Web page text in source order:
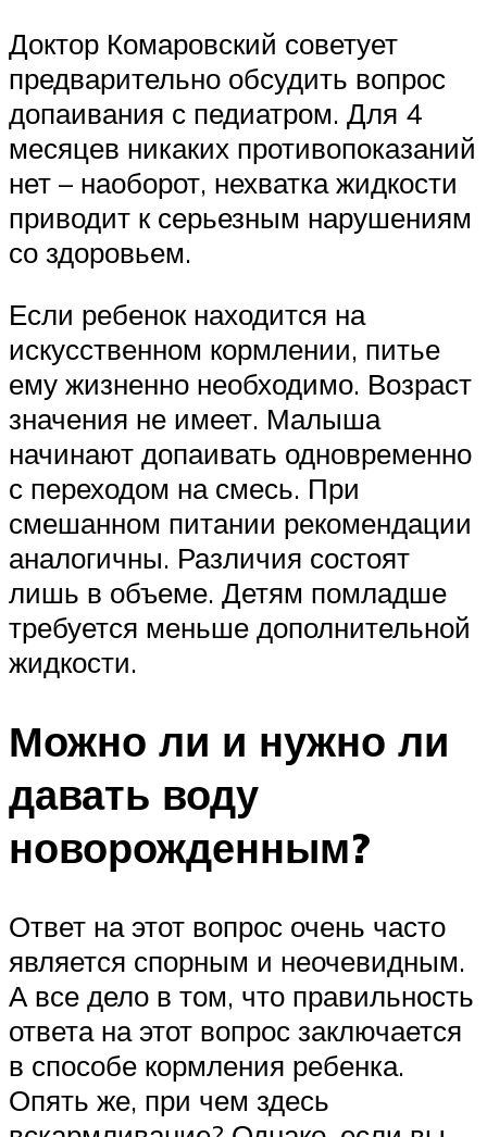
Доктор Комаровский советует
предварительно обсудить вопрос
допаивания с педиатром. Для 4
месяцев никаких противопоказаний
нет – наоборот, нехватка жидкости
приводит к серьезным нарушениям
со здоровьем.
Если ребенок находится на
искусственном кормлении, питье
ему жизненно необходимо. Возраст
значения не имеет. Малыша
начинают допаивать одновременно
с переходом на смесь. При
смешанном питании рекомендации
аналогичны. Различия состоят
лишь в объеме. Детям помладше
требуется меньше дополнительной
жидкости.
Можно ли и нужно ли
давать воду
новорожденным?
Ответ на этот вопрос очень часто
является спорным и неочевидным.
А все дело в том, что правильность
ответа на этот вопрос заключается
в способе кормления ребенка.
Опять же, при чем здесь